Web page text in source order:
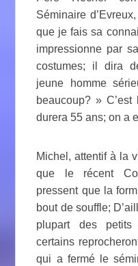
Séminaire
que je fais sa
impressionne par
costumes; il dira
jeune homme
beaucoup? »
durera 55 ans; on a
Michel, attentif à la
que le récent
pressent que la
bout de souffle;
plupart des petits
certains
qui a fermé le